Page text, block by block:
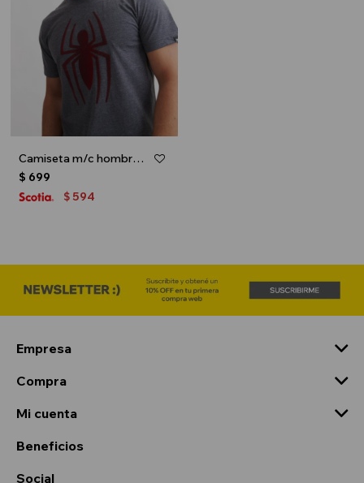
Camiseta m/c hombre - Gris oscuro
$ 699
$ 594
Empresa
Compra
Mi cuenta
Beneficios
Social